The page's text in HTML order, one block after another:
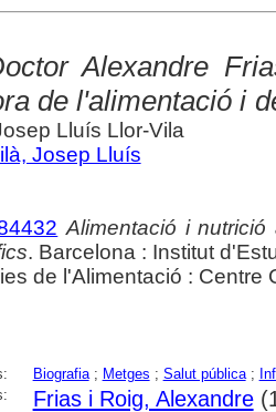
Alexandre
de l'alimentació i
Lluís Llor-Vila
Josep Lluís
Alimentació i
. Barcelona : Institut
de l'Alimentació : Centre
Biografia; Metges ; Salut pública;
Frias i Roig, Alexandre